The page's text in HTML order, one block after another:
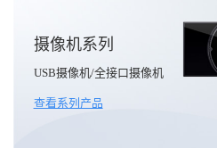
摄像机系列
USB摄像机/全接口摄像机
查看系列产品